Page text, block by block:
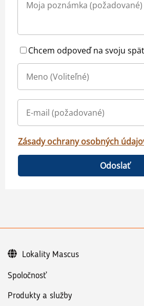
Chcem odpoveď na svoju
Zásady ochrany osobných
Odoslať
Spoločnosť
Produkty a služby
Lokality Mascus